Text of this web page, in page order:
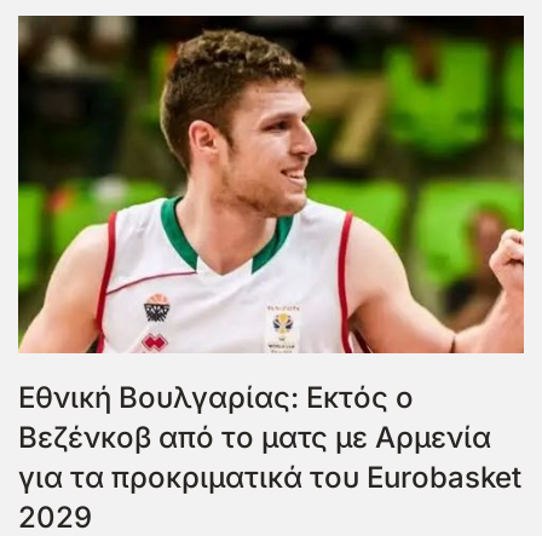
Εθνική Βουλγαρίας: Εκτός ο
Βεζένκοβ από το ματς με Αρμενία
για τα προκριματικά του Eurobasket
2029